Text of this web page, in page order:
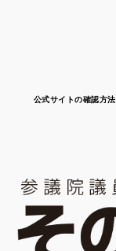
公式サイトの確認方法